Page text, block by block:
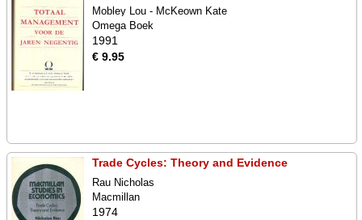
Mobley Lou - McKeown Kate
Omega Boek
1991
€ 9.95
Trade Cycles: Theory and Evidence
Rau Nicholas
Macmillan
1974